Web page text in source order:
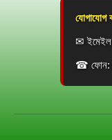
যোগাযোগ
✉
☎ ফোন: